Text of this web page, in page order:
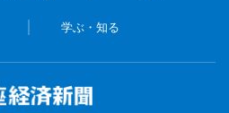
学ぶ・知る